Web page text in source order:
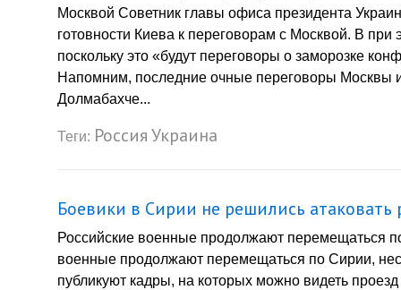
Москвой Советник главы офиса президента
готовности Киева к переговорам с Москвой. В
поскольку это «будут переговоры о заморозке
Напомним, последние очные переговоры Москвы
Долмабахче...
Теги: РоссияУкраина
Боевики в Сирии не решились
Российские военные продолжают перемещаться
военные продолжают перемещаться по Сирии,
публикуют кадры, на которых можно видеть